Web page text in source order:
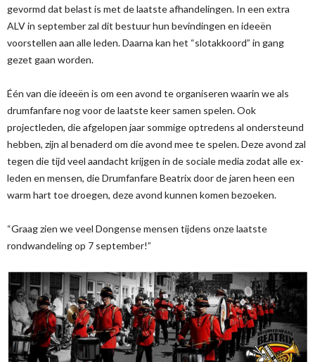
gevormd dat belast is met de laatste afhandelingen. In een extra
ALV in september zal dit bestuur hun bevindingen en ideeën
voorstellen aan alle leden. Daarna kan het “slotakkoord” in gang
gezet gaan worden.
Één van die ideeën is om een avond te organiseren waarin we als
drumfanfare nog voor de laatste keer samen spelen. Ook
projectleden, die afgelopen jaar sommige optredens al ondersteund
hebben, zijn al benaderd om die avond mee te spelen. Deze avond zal
tegen die tijd veel aandacht krijgen in de sociale media zodat alle ex-
leden en mensen, die Drumfanfare Beatrix door de jaren heen een
warm hart toe droegen, deze avond kunnen komen bezoeken.
“Graag zien we veel Dongense mensen tijdens onze laatste
rondwandeling op 7 september!”